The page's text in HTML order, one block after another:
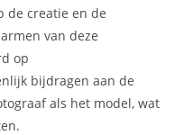
de creatie en de
van deze
op
bijdragen aan de
als het model, wat